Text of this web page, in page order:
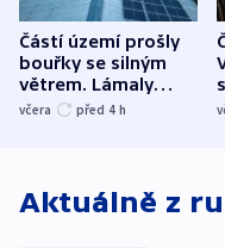
Částí území prošly
bouřky se silným
větrem. Lámaly
stromy a poničily
včera před 4 h
Aktuálně z